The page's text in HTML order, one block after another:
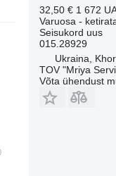
32,50 € 1 672
Varuosa -
Seisukord uus
015.28929
Ukraina,
TOV "Mriya
Võta ühendust